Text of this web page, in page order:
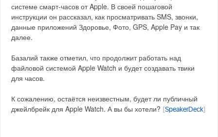
системе смарт-часов от Apple. В своей пошаговой
инструкции он рассказал, как просматривать SMS, звонки,
данные приложений Здоровье, Фото, GPS, Apple Pay и так
далее.
Базалий также отметил, что продолжит работать над
файловой системой Apple Watch и будет создавать твики
для часов.
К сожалению, остаётся неизвестным, будет ли публичный
джейлбрейк для Apple Watch. А вы бы хотели?
[SpeakerDeck